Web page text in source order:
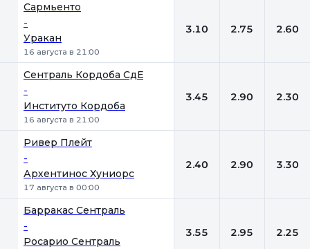
Сармьенто
-
Уракан
16 августа в 21:00
3.10 2.75 2.60
Сентраль Кордоба СдЕ
-
Институто Кордоба
16 августа в 21:00
3.45 2.90 2.30
Ривер Плейт
-
Архентинос Хуниорс
17 августа в 00:00
2.40 2.90 3.30
Барракас Сентраль
-
Росарио Сентраль
3.55 2.95 2.25